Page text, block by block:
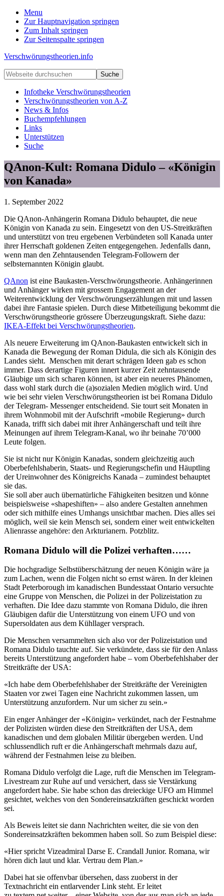
Menu
Zur Hauptnavigation springen
Zum Inhalt springen
Zur Seitenspalte springen
Verschwörungstheorien.info
Beiträge
zu
Merkmalen,
Funktionen
Risiken
konspirationistischen
Denkens
Webseite
durchsuchen
Infotheke Verschwörungstheorien
Verschwörungstheorien von A-Z
News & Infos
Buchempfehlungen
Links
Unterstützen
Suche
QAnon-Kult: Romana Didulo – «Königin
von Kanada»
1. September 2022
Die QAnon-Anhängerin Romana Didulo behauptet, die neue
Königin von Kanada zu sein. Eingesetzt von den US-Streitkräften
und unterstützt von treu ergebenen Verbündeten soll Kanada unter
ihrer Herrschaft goldenen Zeiten entgegengehen. Jedenfalls dann,
wenn man den Zehntausenden Telegram-Followern der
selbsternannten Königin glaubt.
QAnon ist eine Baukasten-Verschwörungstheorie. Anhängerinnen
und Anhänger wirken mit grossem Engagement an der
Weiterentwicklung der Verschwörungserzählungen mit und lassen
dabei ihre Fantasie spielen. Durch diese Mitbeteiligung bekommt die
Verschwörungstheorie grössere Überzeugungskraft. Siehe dazu:
IKEA-Effekt bei Verschwörungstheorien.
Als neuere Erweiterung im QAnon-Baukasten entwickelt sich in
Kanada die Bewegung der Roman Didula, die sich als Königin des
Landes sieht. Menschen mit derart schrägen Ideen gab es schon
immer. Dass derartige Figuren innert kurzer Zeit zehntausende
Gläubige um sich scharen können, ist aber ein neueres Phänomen,
dass wohl stark durch die (a)sozialen Medien möglich wird. Und
wie bei sehr vielen Verschwörungstheorien ist bei Romana Didulo
der Telegram- Messenger entscheidend. Sie tourt seit Monaten in
ihrem Wohnmobil mit der Aufschrift «mobile Regierung» durch
Kanada, trifft sich dabei mit ihrer Anhängerschaft und teilt ihre
Meinungen auf ihrem Telegram-Kanal, wo ihr beinahe 70’000
Leute folgen.
Sie ist nicht nur Königin Kanadas, sondern gleichzeitig auch
Oberbefehlshaberin, Staats- und Regierungschefin und Häuptling
der Ureinwohner des Königreichs Kanada – zumindest behauptet
sie das.
Sie soll aber auch übernatürliche Fähigkeiten besitzen und könne
beispielsweise «shapeshiften» – also andere Gestalten annehmen
oder sich mithilfe eines Umhangs unsichtbar machen. Dies alles sei
möglich, weil sie kein Mensch sei, sondern einer weit entwickelten
Alienrasse angehöre: den Arkturianern. Potzblitz.
Romana Didulo will die Polizei verhaften……
Die hochgradige Selbstüberschätzung der neuen Königin wäre ja
zum Lachen, wenn die Folgen nicht so ernst wären. In der kleinen
Stadt Peterborough im kanadischen Bundesstaat Ontario versuchte
eine Gruppe von Menschen, die Polizei in der Polizeistation zu
verhaften. Die Idee dazu stammte von Romana Didulo, die ihren
Gläubigen dafür die Unterstützung von einem UFO und von
Supersoldaten aus dem Kühllager versprach.
Die Menschen versammelten sich also vor der Polizeistation und
Romana Didulo tauchte auf. Sie verkündete, dass sie für den Anlass
bereits Unterstützung angefordert habe – vom Oberbefehlshaber der
Streitkräfte der USA:
«Ich habe dem Oberbefehlshaber der Streitkräfte der Vereinigten
Staaten vor zwei Tagen eine Nachricht zukommen lassen, um
Unterstützung anzufordern. Nur um sicher zu sein.»
Ein enger Anhänger der «Königin» verkündet, nach der Festnahme
der Polizisten würden diese den Streitkräften der USA, dem
kanadischen und dem globalen Militär übergeben werden. Und
schlussendlich ruft er die Anhängerschaft mehrmals dazu auf,
während der Festnahmen leise zu bleiben.
Romana Didulo verfolgt die Lage, ruft die Menschen im Telegram-
Livestream zur Ruhe auf und versichert, dass sie Verstärkung
angefordert habe. Sie habe schon das dreieckige UFO am Himmel
gesichtet, welches von den Sondereinsatzkräften geschickt worden
sei.
Als Beweis leitet sie dann Nachrichten weiter, die sie von den
Sondereinsatzkräften bekommen haben soll. So zum Beispiel diese:
«Hier spricht Vizeadmiral Darse E. Crandall Junior. Romana, wir
hören dich laut und klar. Vertrau dem Plan.»
Dabei hat sie offenvbar übersehen, dass zuoberst in der
Textnachricht ein entlarvender Link steht. Er leitet